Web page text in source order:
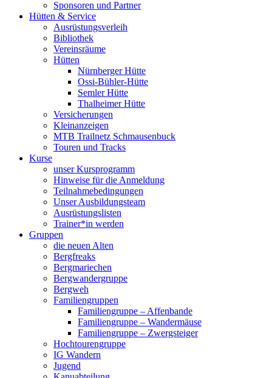
Sponsoren und Partner
Hütten & Service
Ausrüstungsverleih
Bibliothek
Vereinsräume
Hütten
Nürnberger Hütte
Ossi-Bühler-Hütte
Semler Hütte
Thalheimer Hütte
Versicherungen
Kleinanzeigen
MTB Trailnetz Schmausenbuck
Touren und Tracks
Kurse
unser Kursprogramm
Hinweise für die Anmeldung
Teilnahmebedingungen
Unser Ausbildungsteam
Ausrüstungslisten
Trainer*in werden
Gruppen
die neuen Alten
Bergfreaks
Bergmariechen
Bergwandergruppe
Bergweh
Familiengruppen
Familiengruppe – Affenbande
Familiengruppe – Wandermäuse
Familiengruppe – Zwergsteiger
Hochtourengruppe
IG Wandern
Jugend